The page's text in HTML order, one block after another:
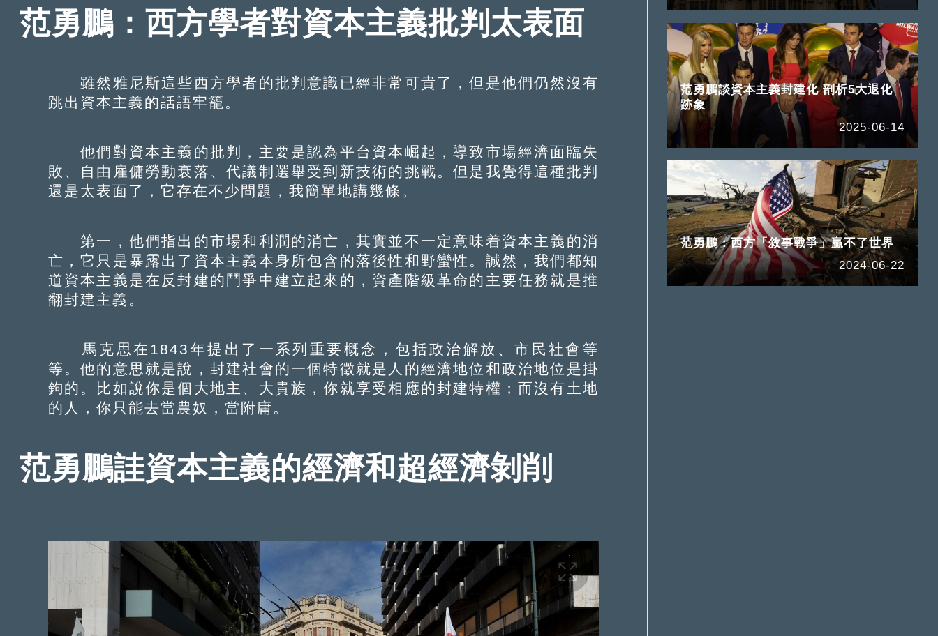
范勇鵬：西方學者對資本主義批判太表面
雖然雅尼斯這些西方學者的批判意識已經非常可貴了，但是他們仍然沒有
跳出資本主義的話語牢籠。
他們對資本主義的批判，主要是認為平台資本崛起，導致市場經濟面臨失
敗、自由雇傭勞動衰落、代議制選舉受到新技術的挑戰。但是我覺得這種批判
還是太表面了，它存在不少問題，我簡單地講幾條。
第一，他們指出的市場和利潤的消亡，其實並不一定意味着資本主義的消
亡，它只是暴露出了資本主義本身所包含的落後性和野蠻性。誠然，我們都知
道資本主義是在反封建的鬥爭中建立起來的，資產階級革命的主要任務就是推
翻封建主義。
馬克思在1843年提出了一系列重要概念，包括政治解放、市民社會等
等。他的意思就是說，封建社會的一個特徵就是人的經濟地位和政治地位是掛
鉤的。比如說你是個大地主、大貴族，你就享受相應的封建特權；而沒有土地
的人，你只能去當農奴，當附庸。
范勇鵬詿資本主義的經濟和超經濟剝削
范勇鵬談資本主義封建化 剖析5大退化
跡象
2025-06-14
范勇鵬：西方「敘事戰爭」贏不了世界
2024-06-22